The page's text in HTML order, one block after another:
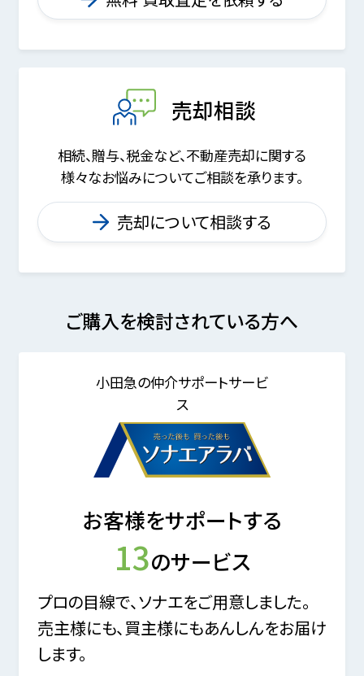
売却相談
相続、贈与、税金など、不動産売却に関する
様々なお悩みについてご相談を承ります。
売却について相談する
ご購入を検討されている方へ
小田急の仲介サポートサービ
ス
お客様をサポートする
13のサービス
プロの目線で、ソナエをご用意しました。
売主様にも、買主様にもあんしんをお届け
します。